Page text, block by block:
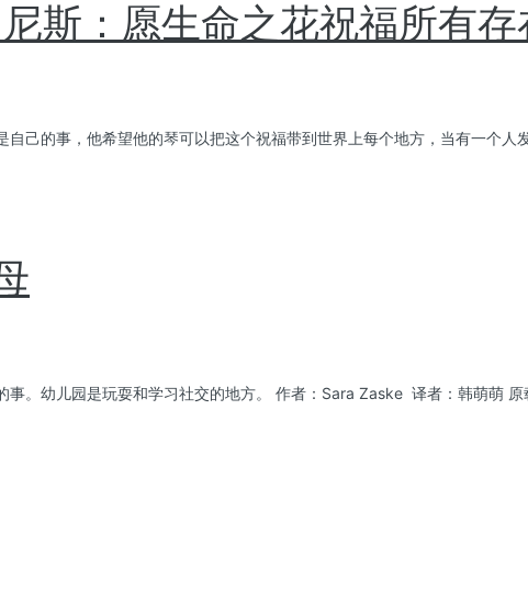
尼斯：愿生命之花祝福所有存
己的事，他希望他的琴可以把这个祝福带到世界上每个地方，当有一个
。幼儿园是玩耍和学习社交的地方。 作者：Sara Zaske 译者：韩萌萌